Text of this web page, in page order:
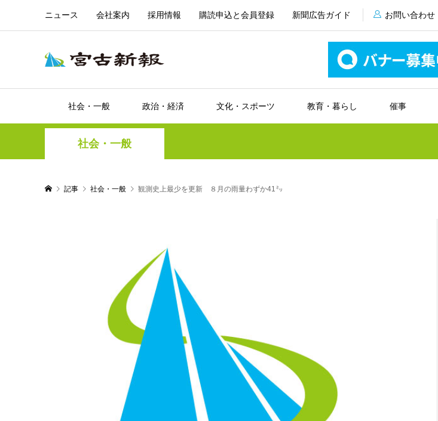
ニュース 会社案内 採用情報 購読申込と会員登録 新聞広告ガイド お問い合わせ
社会・一般 政治・経済 文化・スポーツ 教育・暮らし 催事
社会・一般
記事 社会・一般 観測史上最少を更新 ８月の雨量わずか41㍉